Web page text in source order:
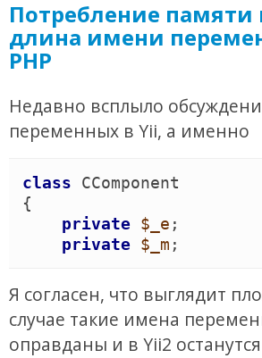
Потребление памяти
длина имени
PHP
Недавно всплыло
переменных в Yii, а именно
class
CComponent
{
private $_e ;
private $_m ;
Я согласен, что выглядит
случае такие имена
оправданы и в Yii2